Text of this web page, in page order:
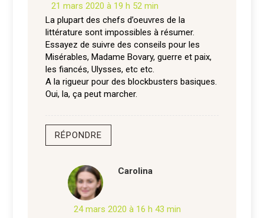
21 mars 2020 à 19 h 52 min
La plupart des chefs d’oeuvres de la
littérature sont impossibles à résumer.
Essayez de suivre des conseils pour les
Misérables, Madame Bovary, guerre et paix,
les fiancés, Ulysses, etc etc.
A la rigueur pour des blockbusters basiques.
Oui, la, ça peut marcher.
RÉPONDRE
Carolina
24 mars 2020 à 16 h 43 min